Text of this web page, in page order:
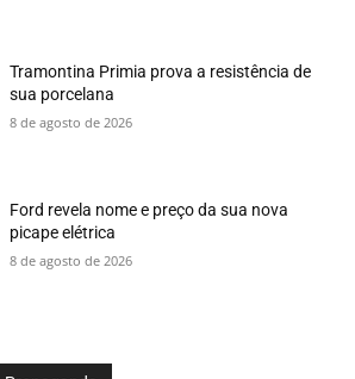
Tramontina Primia prova a resistência de
sua porcelana
8 de agosto de 2026
Ford revela nome e preço da sua nova
picape elétrica
8 de agosto de 2026